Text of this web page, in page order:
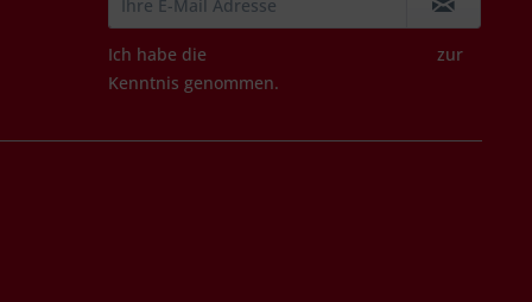
Ich habe die
zur
Kenntnis genommen.